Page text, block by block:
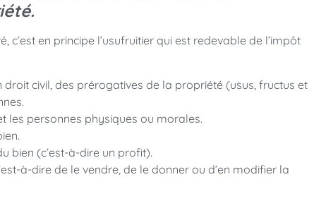
c’est en principe l’usufruitier qui est redevable de l’impôt
civil, des prérogatives de la propriété (usus, fructus et
les personnes physiques ou morales.
bien (c’est-à-dire un profit).
à-dire de le vendre, de le donner ou d’en modifier la